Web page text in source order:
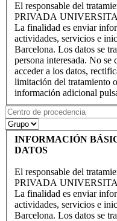
El responsable del
PRIVADA
La finalidad es enviar
actividades, servicios e
Barcelona. Los datos se
persona interesada. No se
acceder a los datos,
limitación del tratamiento
información adicional
INFORMACIÓN
DATOS
El responsable del
PRIVADA
La finalidad es enviar
actividades, servicios e
Barcelona. Los datos se